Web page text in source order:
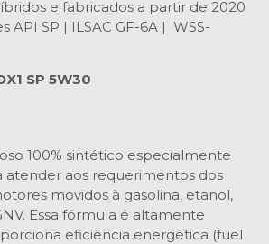
e fabricados a partir de 2020
API SP | ILSAC GF-6A | WSS-
SP 5W30
100% sintético especialmente
atender aos requerimentos dos
movidos à gasolina, etanol,
Essa fórmula é altamente
eficiência energética (fuel